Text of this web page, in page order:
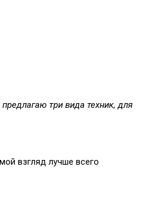
три вида техник, для
взгляд лучше всего